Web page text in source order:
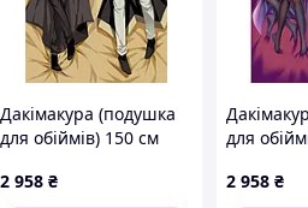
Дакімакура (подушка
для обіймів) 150 см
2 958 ₴
для
Jeanne
2 958 ₴